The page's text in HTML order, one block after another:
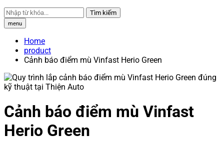
Tìm kiếm
menu
Home
product
Cảnh báo điểm mù Vinfast Herio Green
Cảnh báo điểm mù Vinfast
Herio Green